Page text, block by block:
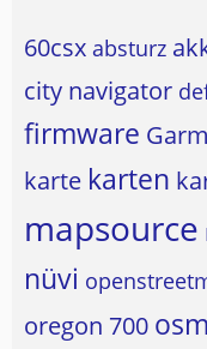
60csx absturz
city navigator
firmware
karte karten
mapsource
nüvi
oregon 700 osm